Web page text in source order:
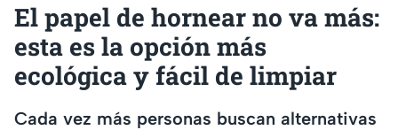
El papel de hornear no va más:
esta es la opción más
ecológica y fácil de limpiar
Cada vez más personas buscan alternativas